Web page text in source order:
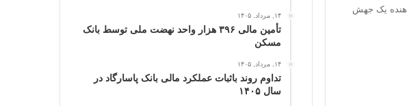
یک جهش
۱۴, مرداد, ۱۴۰۵
تأمین مالی ۳۹۶ هزار واحد نهضت ملی توسط بانک
مسکن
۱۴, مرداد, ۱۴۰۵
تداوم روند باثبات عملکرد مالی بانک پاسارگاد در
سال ۱۴۰۵